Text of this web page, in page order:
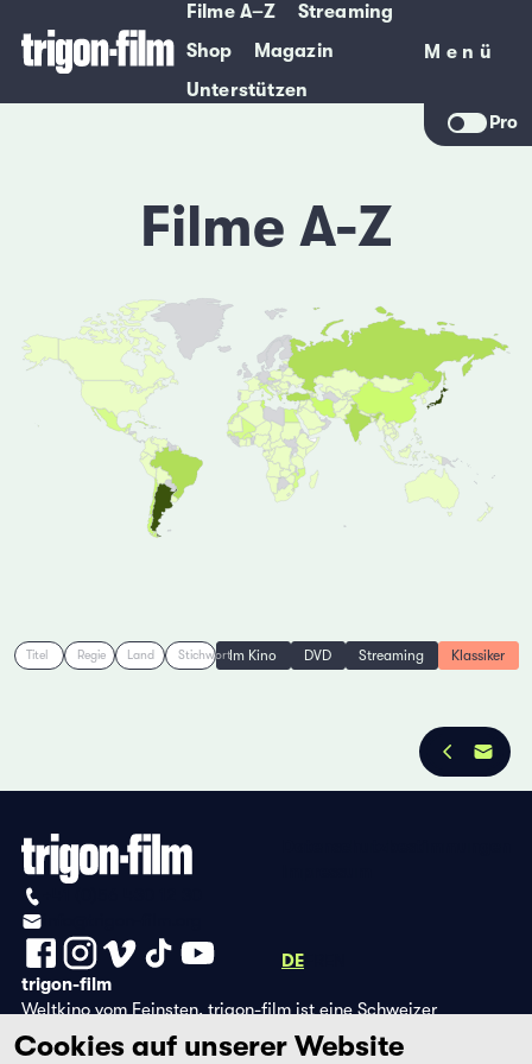
Filme A–Z
Streaming
Shop
Magazin
Unterstützen
Menü
Menü
Pro
Filme A-Z
Titel Regie Land StichwortIm Kino DVD Streaming Klassiker
DE
trigon-film
Weltkino vom Feinsten. trigon-film ist eine Schweizer
Filmstiftung, die seit 1988 sorgfältig ausgewählte Filme aus
Lateinamerika, Asien, Afrika und dem östlichen Europa im
Cookies auf unserer Website